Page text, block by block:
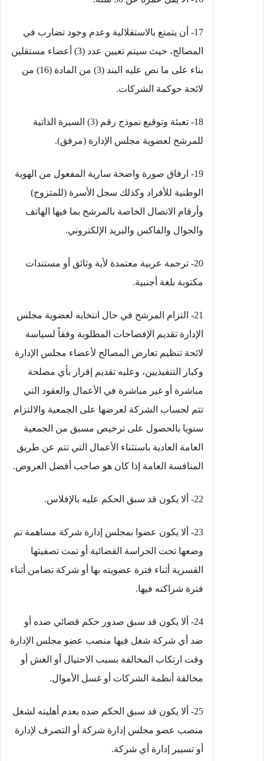
17- أن يتمتع بالاستقلالية وعدم وجود تضارب في
المصالح، حيث سيتم تعيين عدد (3) أعضاء مستقلين
بناء على ما نص عليه البند (3) من المادة (16) من
لائحة حوكمة الشركات.
18- تعبئة وتوقيع نموذج رقم (3) السيرة الذاتية
للمرشح لعضوية مجلس الإدارة (مرفق).
19- ارفاق صورة واضحة سارية المفعول من الهوية
الوطنية للأفراد وكذلك سجل الأسرة (للمتزوج)
وأرقام الاتصال الخاصة بالمرشح بما فيها الهاتف
والجوال والفاكس والبريد الإلكتروني.
20- ترجمة عربية معتمدة لأية وثائق أو مستندات
مكتوبة بلغة أجنبية.
21- التزام المرشح في حال انتخابه لعضوية مجلس
الإدارة تقديم الإفصاحات المطلوبة وفقاً لسياسة
لائحة تنظيم تعارض المصالح لأعضاء مجلس الإدارة
وكبار التنفيذيين، وعليه تقديم إقرار بأي مصلحة
مباشرة أو غير مباشرة في الأعمال والعقود التي
تتم لحساب الشركة لعرضها على الجمعية والالتزام
سنويا بالحصول على ترخيص مسبق من الجمعية
العامة العادية باستثناء الأعمال التي تتم عن طريق
المنافسة العامة إذا كان هو صاحب أفضل العروض.
22- ألا يكون قد سبق الحكم عليه بالإفلاس.
23- ألا يكون عضوا بمجلس إدارة شركة مساهمة تم
وضعها تحت الحراسة القضائية أو تمت تصفيتها
القسرية أثناء فترة عضويته بها أو شركة تضامن أثناء
فترة شراكته فيها.
24- ألا يكون قد سبق صدور حكم قضائي ضده أو
ضد أي شركة شغل فيها منصب عضو مجلس الإدارة
وقت ارتكاب المخالفة بسبب الاحتيال أو الغش أو
مخالفة أنظمة الشركات أو غسل الأموال.
25- ألا يكون قد سبق الحكم ضده بعدم أهليته لشغل
منصب عضو مجلس إدارة شركة أو التصرف لإدارة
أو تسيير إدارة أي شركة.